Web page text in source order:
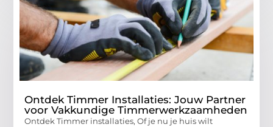
Ontdek Timmer Installaties: Jouw Partner
voor Vakkundige Timmerwerkzaamheden
Ontdek Timmer installaties, Of je nu je huis wilt